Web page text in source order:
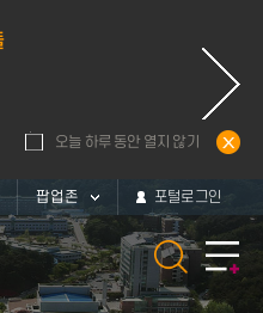
오늘 하루 동안 열지 않기
팝업존 포털로그인